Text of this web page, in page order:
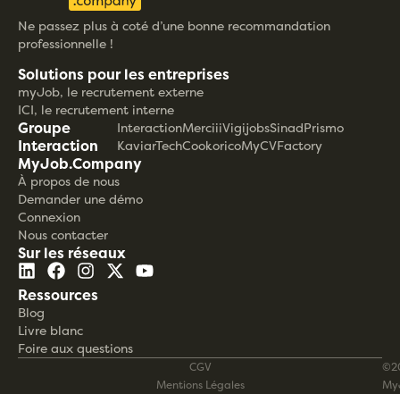
Ne passez plus à coté d’une bonne recommandation
professionnelle !
Solutions pour les entreprises
myJob, le recrutement externe
ICI, le recrutement interne
Groupe
Interaction
InteractionMerciiiVigijobsSinadPrismo
KaviarTechCookoricoMyCVFactory
MyJob.Company
À propos de nous
Demander une démo
Connexion
Nous contacter
Sur les réseaux
Ressources
Blog
Livre blanc
Foire aux questions
CGV
Mentions Légales